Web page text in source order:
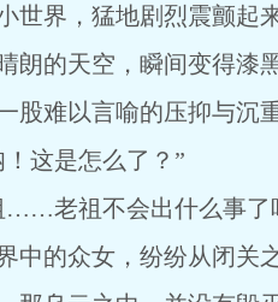
世界，猛地剧烈震颤起
朗的天空，瞬间变得漆
股难以言喻的压抑与沉
！这是怎么了？”
……老祖不会出什么事了
中的众女，纷纷从闭关